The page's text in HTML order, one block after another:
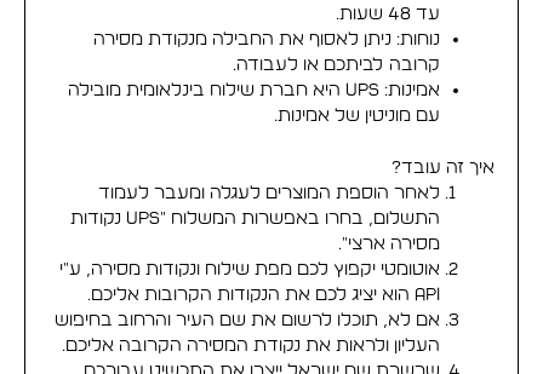
עד 48 שעות.
נוחות: ניתן לאסוף את החבילה מנקודת מסירה
קרובה לביתכם או לעבודה.
אמינות: UPS היא חברת שילוח בינלאומית מובילה
עם מוניטין של אמינות.
איך זה עובד?
לאחר הוספת המוצרים לעגלה ומעבר לעמוד
התשלום, בחרו באפשרות המשלוח "UPS נקודות
מסירה ארצי".
אוטומטי יקפוץ לכם מפת שילוח ונקודות מסירה, ע"י
API הוא יציג לכם את הנקודות הקרובות אליכם.
אם לא, תוכלו לרשום את שם העיר והרחוב בחיפוש
העליון ולראות את נקודת המסירה הקרובה אליכם.